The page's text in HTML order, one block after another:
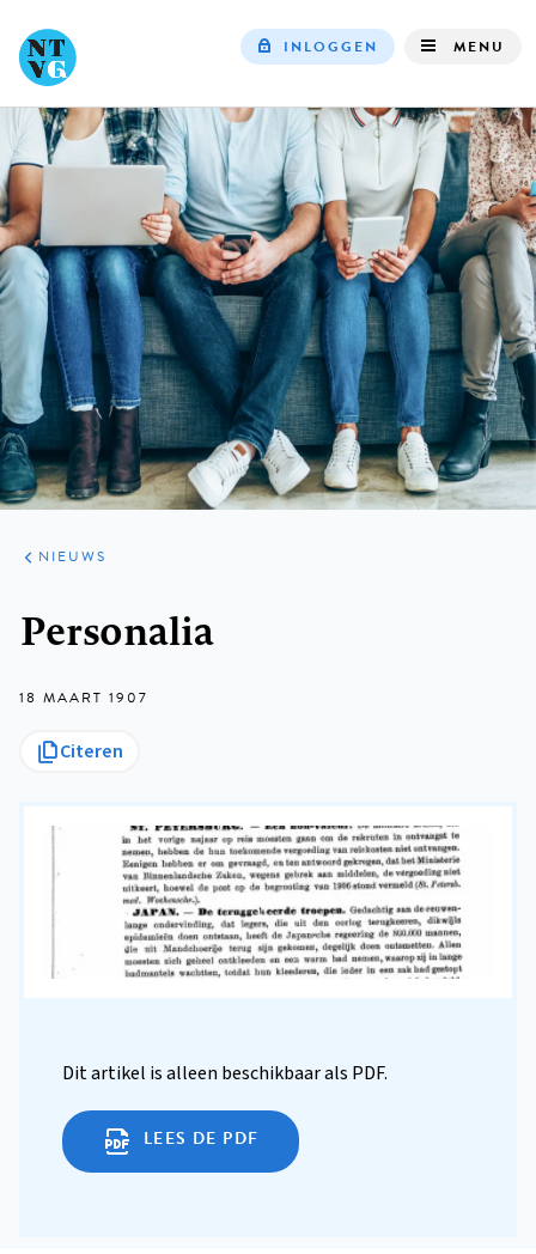
navigation
INLOGGEN MENU
ARTIKELEN
HET
KORT
NIEUWS
Personalia
18 MAART 1907
Citeren
Dit artikel is alleen beschikbaar als PDF.
LEES DE PDF